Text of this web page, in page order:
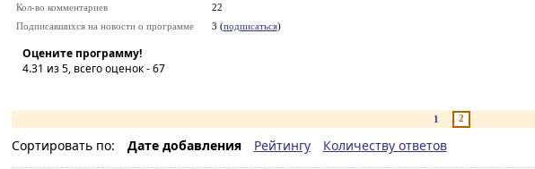
Кол-во комментариев
22
Подписавшихся на новости о программе
3 (подписаться)
Оцените программу!
4.31 из 5, всего оценок -67
1 2
Сортировать по: Дате добавления Рейтингу Количеству ответов